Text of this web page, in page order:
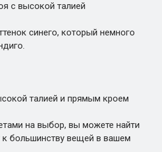
с высокой талией
синего, который немного
талией и прямым кроем
на выбор, вы можете найти
к большинству вещей в вашем